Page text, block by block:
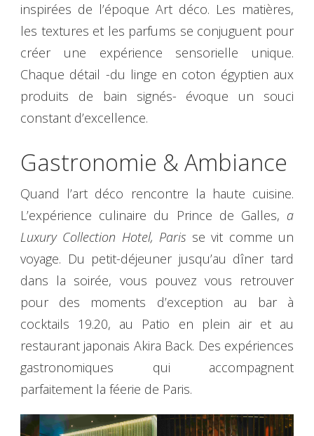
inspirées de l’époque Art déco. Les matières,
les textures et les parfums se conjuguent pour
créer une expérience sensorielle unique.
Chaque détail -du linge en coton égyptien aux
produits de bain signés- évoque un souci
constant d’excellence.
Gastronomie & Ambiance
Quand l’art déco rencontre la haute cuisine.
L’expérience culinaire du Prince de Galles, a
Luxury Collection Hotel, Paris se vit comme un
voyage. Du petit-déjeuner jusqu’au dîner tard
dans la soirée, vous pouvez vous retrouver
pour des moments d’exception au bar à
cocktails 19.20, au Patio en plein air et au
restaurant japonais Akira Back. Des expériences
gastronomiques qui accompagnent
parfaitement la féerie de Paris.